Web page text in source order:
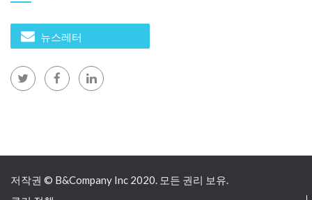
뉴스레터
저작권 © B&Company Inc 2020. 모든 권리 보유.